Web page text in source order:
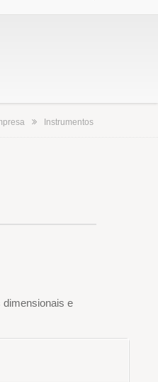
Instrumentos
dimensionais e